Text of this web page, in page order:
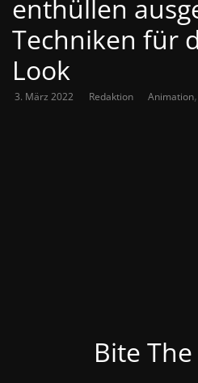
enthüllen
Techniken für
Look
3. März 2022 Redaktion Animation,
Bite